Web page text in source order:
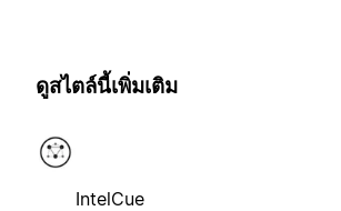
ดูสไตล์นี้เพิ่มเติม
IntelCue